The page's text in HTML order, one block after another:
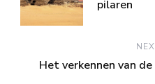
pilaren
Het verkennen van